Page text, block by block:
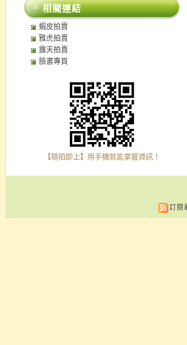
相關連結
蝦皮拍賣
雅虎拍賣
露天拍賣
臉書專頁
【隨拍即上】用手機就能掌握資訊！
訂閱